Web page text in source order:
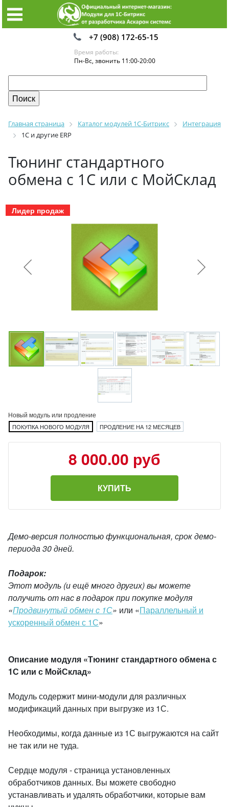
+7 (908) 172-65-15
Время работы:
Пн-Вс, звонить 11:00-20:00
Главная страница Каталог модулей 1С-Битрикс
Интеграция
1С и другие ERP
Тюнинг стандартного
обмена с 1С или с МойСклад
Лидер продаж
Новый модуль или продление
ПОКУПКА НОВОГО МОДУЛЯ ПРОДЛЕНИЕ НА 12 МЕСЯЦЕВ
8 000.00 руб
КУПИТЬ
Демо-версия полностью функциональная, срок демо-
периода 30 дней.
Подарок:
Этот модуль (и ещё много других) вы можете
получить от нас в подарок при покупке модуля
«Продвинутый обмен с 1С» или «Параллельный и
ускоренный обмен с 1С»
Описание модуля «Тюнинг стандартного обмена с
1С или с МойСклад»
Модуль содержит мини-модули для различных
модификаций данных при выгрузке из 1С.
Необходимы, когда данные из 1С выгружаются на сайт
не так или не туда.
Сердце модуля - страница установленных
обработчиков данных. Вы можете свободно
устанавливать и удалять обработчики, которые вам